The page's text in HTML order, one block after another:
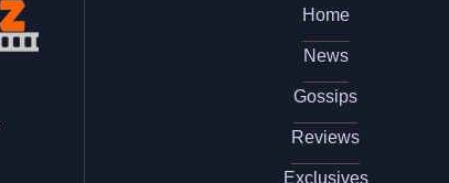
Home
News
Gossips
Reviews
Exclusives